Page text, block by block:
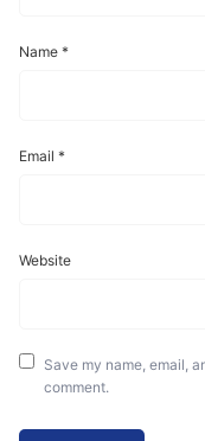
Name *
Email *
Website
Save my name, email,
comment.